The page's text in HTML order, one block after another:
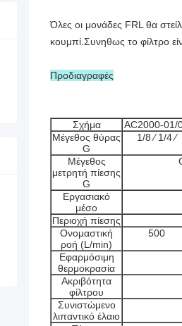
Όλες οι μονάδες FRL θα
κουμπί.Συνηθως το φίλτρο
Προδιαγραφές
Σχήμα AC2000-01/
Μέγεθος θύρας
G
1/8 ⁄ 1/4 ⁄
Μέγεθος
μετρητή πίεσης
G
Εργασιακό
μέσο
Περιοχή πίεσης
Ονομαστική
ροή (L/min)
500
Εφαρμόσιμη
θερμοκρασία
Ακριβότητα
φίλτρου
Συνιστώμενο
λιπαντικό έλαιο